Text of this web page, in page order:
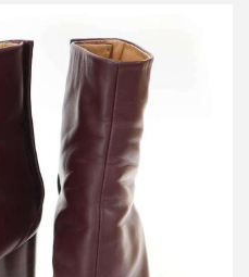
足袋 レザーヒールブーツ
26,400円
く見る